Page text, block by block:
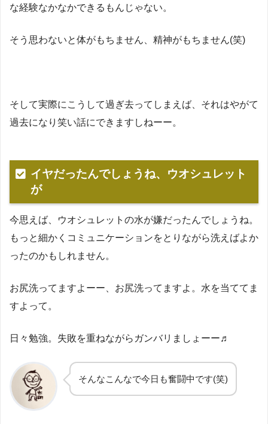
な経験なかなかできるもんじゃない。
そう思わないと体がもちません、精神がもちません(笑)
そして実際にこうして過ぎ去ってしまえば、それはやがて
過去になり笑い話にできますしねーー。
イヤだったんでしょうね、ウオシュレット
が
今思えば、ウオシュレットの水が嫌だったんでしょうね。
もっと細かくコミュニケーションをとりながら洗えばよか
ったのかもしれません。
お尻洗ってますよーー、お尻洗ってますよ。水を当ててま
すよって。
日々勉強。失敗を重ねながらガンバリましょーー♬
そんなこんなで今日も奮闘中です(笑)